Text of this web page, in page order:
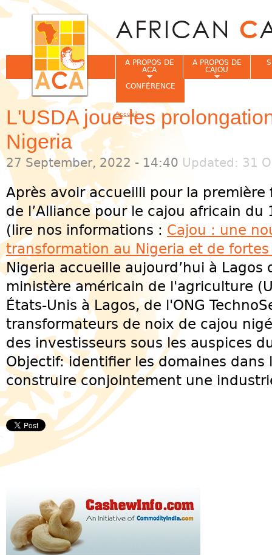
L'USDA joue les
Nigeria
27 September, 2022 - 14:40 Updated: 31
Après avoir accueilli pour la
de l’Alliance pour le cajou africain
(lire nos informations : Cajou : une
transformation au Nigeria et de
Nigeria accueille aujourd’hui à
ministère américain de l'agriculture
États-Unis à Lagos, de l'ONG
transformateurs de noix de cajou
des investisseurs sous les auspices
Objectif: identifier les domaines dans
construire conjointement une
A PROPOS DE
ACA
A PROPOS DE
CAJOU
CONFÉRENCE
Vous êtes ici
Accueil